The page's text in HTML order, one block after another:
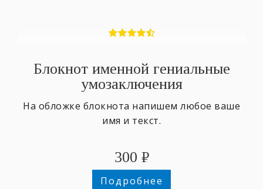
Блокнот именной гениальные
умозаключения
На обложке блокнота напишем любое ваше
имя и текст.
300 ₽
Подробнее